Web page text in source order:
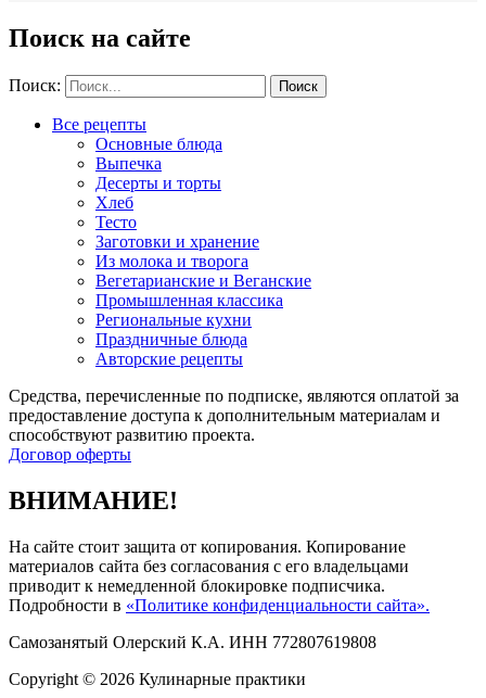
Поиск на сайте
Поиск:
Все рецепты
Основные блюда
Выпечка
Десерты и торты
Хлеб
Тесто
Заготовки и хранение
Из молока и творога
Вегетарианские и Веганские
Промышленная классика
Региональные кухни
Праздничные блюда
Авторские рецепты
Средства, перечисленные по подписке, являются оплатой за
предоставление доступа к дополнительным материалам и
способствуют развитию проекта.
Договор оферты
ВНИМАНИЕ!
На сайте стоит защита от копирования. Копирование
материалов сайта без согласования с его владельцами
приводит к немедленной блокировке подписчика.
Подробности в «Политике конфиденциальности сайта».
Самозанятый Олерский К.А. ИНН 772807619808
Copyright © 2026 Кулинарные практики